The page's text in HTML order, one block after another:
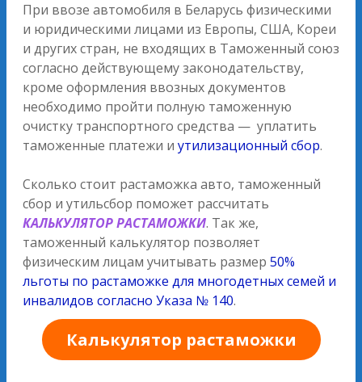
При ввозе автомобиля в Беларусь физическими
и юридическими лицами из Европы, США, Кореи
и других стран, не входящих в Таможенный союз
согласно действующему законодательству,
кроме оформления ввозных документов
необходимо пройти полную таможенную
очистку транспортного средства — уплатить
таможенные платежи и утилизационный сбор.
Сколько стоит растаможка авто, таможенный
сбор и утильсбор поможет рассчитать
КАЛЬКУЛЯТОР РАСТАМОЖКИ. Так же,
таможенный калькулятор позволяет
физическим лицам учитывать размер 50%
льготы по растаможке для многодетных семей и
инвалидов согласно Указа № 140.
Калькулятор растаможки